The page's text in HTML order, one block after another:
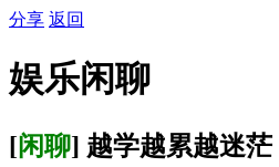
分享 返回
娱乐闲聊
[闲聊] 越学越累越迷茫